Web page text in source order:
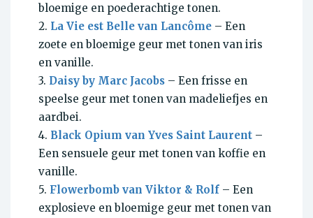
bloemige en poederachtige tonen.
2. La Vie est Belle van Lancôme – Een
zoete en bloemige geur met tonen van iris
en vanille.
3. Daisy by Marc Jacobs – Een frisse en
speelse geur met tonen van madeliefjes en
aardbei.
4. Black Opium van Yves Saint Laurent –
Een sensuele geur met tonen van koffie en
vanille.
5. Flowerbomb van Viktor & Rolf – Een
explosieve en bloemige geur met tonen van